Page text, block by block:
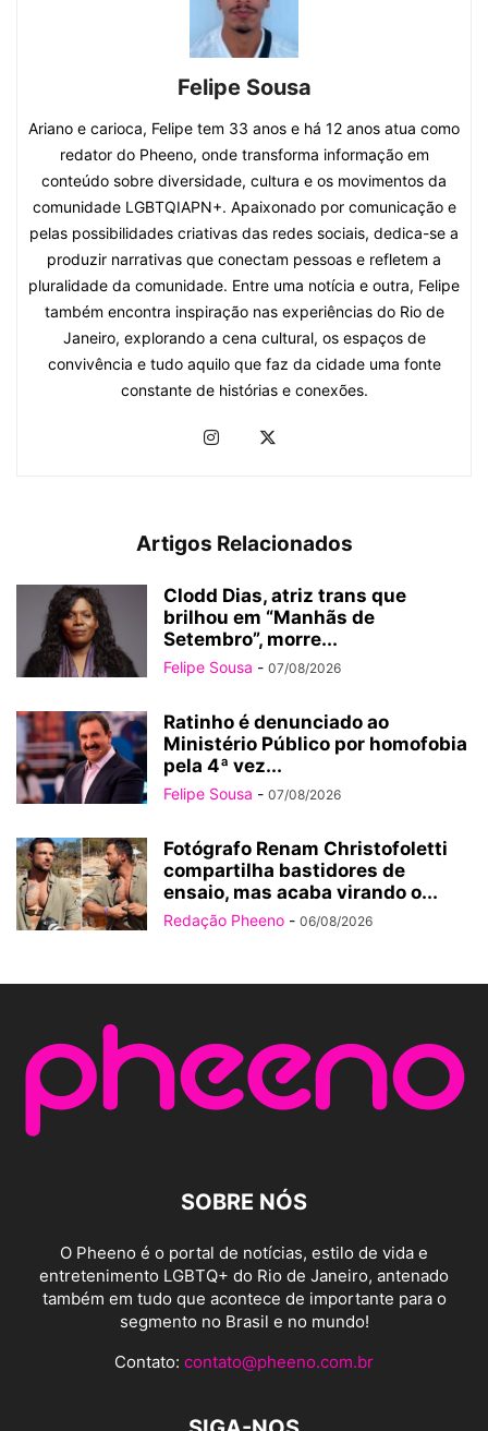
Felipe Sousa
Ariano e carioca, Felipe tem 33 anos e há 12 anos atua como
redator do Pheeno, onde transforma informação em
conteúdo sobre diversidade, cultura e os movimentos da
comunidade LGBTQIAPN+. Apaixonado por comunicação e
pelas possibilidades criativas das redes sociais, dedica-se a
produzir narrativas que conectam pessoas e refletem a
pluralidade da comunidade. Entre uma notícia e outra, Felipe
também encontra inspiração nas experiências do Rio de
Janeiro, explorando a cena cultural, os espaços de
convivência e tudo aquilo que faz da cidade uma fonte
constante de histórias e conexões.
Artigos Relacionados
Clodd Dias, atriz trans que
brilhou em “Manhãs de
Setembro”, morre...
Felipe Sousa - 07/08/2026
Ratinho é denunciado ao
Ministério Público por homofobia
pela 4ª vez...
Felipe Sousa - 07/08/2026
Fotógrafo Renam Christofoletti
compartilha bastidores de
ensaio, mas acaba virando o...
Redação Pheeno - 06/08/2026
SOBRE NÓS
O Pheeno é o portal de notícias, estilo de vida e
entretenimento LGBTQ+ do Rio de Janeiro, antenado
também em tudo que acontece de importante para o
segmento no Brasil e no mundo!
Contato: contato@pheeno.com.br